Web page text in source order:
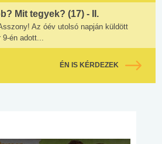
Mit tegyek? (17) - II.
Az óév utolsó napján küldött
én adott...
ÉN IS KÉRDEZEK